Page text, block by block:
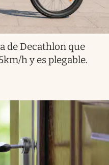
de Decathlon que
h y es plegable.